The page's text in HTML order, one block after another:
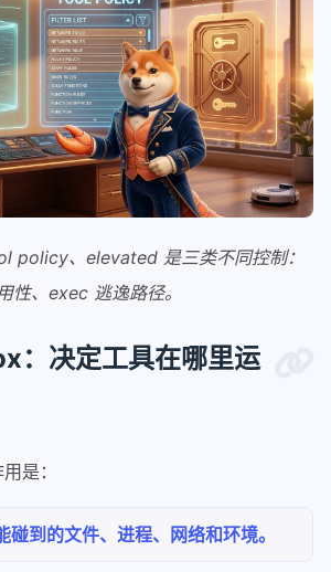
policy、elevated 是三类不同控制：
性、exec 逃逸路径。
：决定工具在哪里运
是：
碰到的文件、进程、网络和环境。